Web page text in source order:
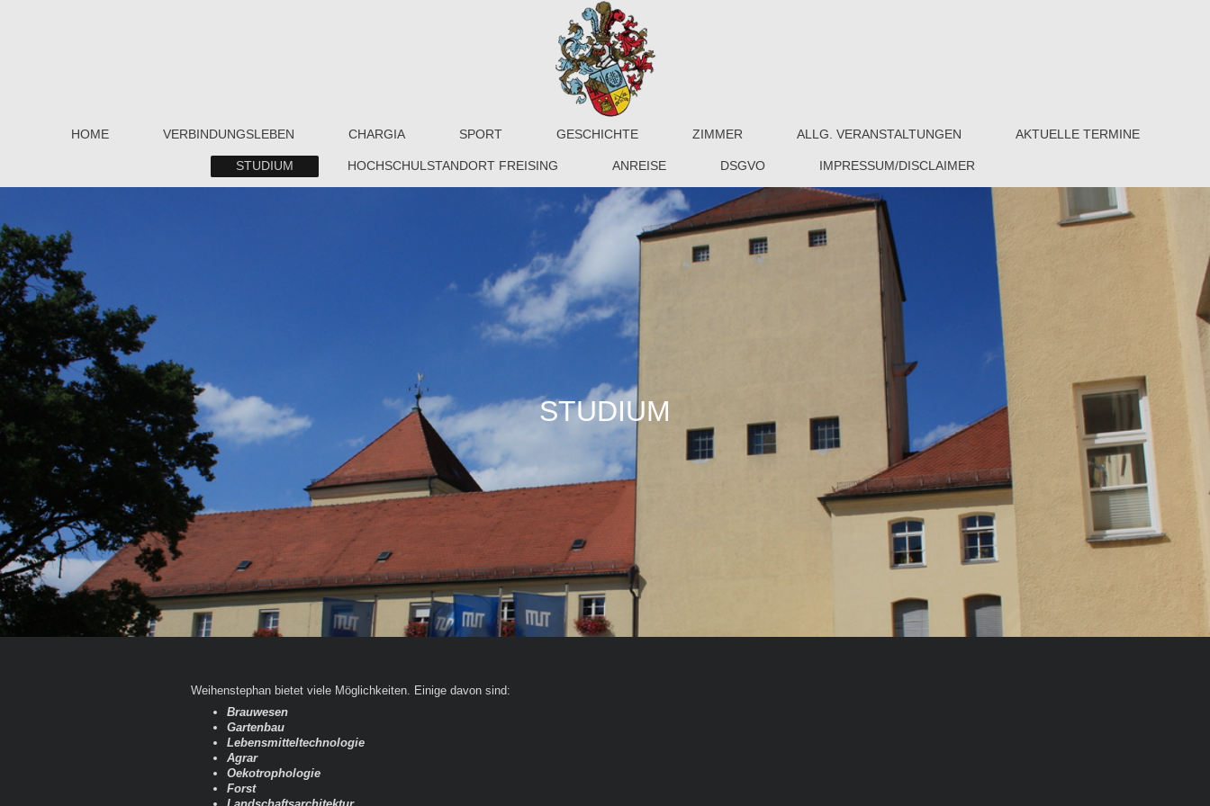
HOME VERBINDUNGSLEBEN CHARGIA SPORT GESCHICHTE ZIMMER ALLG. VERANSTALTUNGEN AKTUELLE TERMINE
STUDIUM HOCHSCHULSTANDORT FREISING ANREISE DSGVO IMPRESSUM/DISCLAIMER
STUDIUM
Weihenstephan bietet viele Möglichkeiten. Einige davon sind:
Brauwesen
Gartenbau
Lebensmitteltechnologie
Agrar
Oekotrophologie
Forst